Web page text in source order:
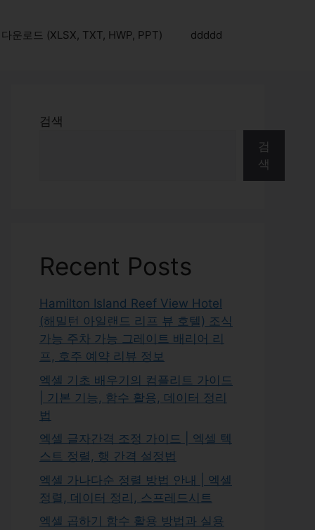
운로드 (XLSX, TXT, HWP, PPT) ddddd
검색
검
색
Recent Posts
Hamilton Island Reef View Hotel
(해밀턴 아일랜드 리프 뷰 호텔) 조식
가능 주차 가능 그레이트 배리어 리
프, 호주 예약 리뷰 정보
엑셀 기초 배우기의 컴플리트 가이드
| 기본 기능, 함수 활용, 데이터 정리
법
엑셀 글자간격 조정 가이드 | 엑셀 텍
스트 정렬, 행 간격 설정법
엑셀 가나다순 정렬 방법 안내 | 엑셀
정렬, 데이터 정리, 스프레드시트
엑셀 곱하기 함수 활용 방법과 실용